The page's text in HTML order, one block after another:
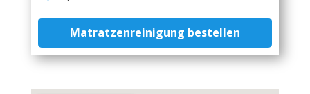
Matratzenreinigung bestellen